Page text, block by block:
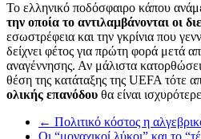
Το ελληνικό ποδόσφαιρο κάπου
την οποία το αντιλαμβάνονται οι
εσωστρέφεια και την γκρίνια που
δείχνει φέτος για πρώτη φορά μετά
αναγέννησης. Αν μάλιστα
θέση της κατάταξης της UEFA τότε
ολικής επανόδου θα είναι
← Πολιτικό κόστος η